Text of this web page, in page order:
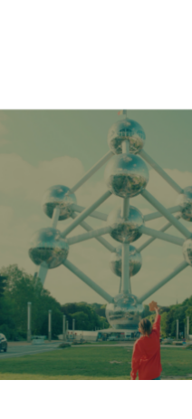
Manifesto
Dandoy Family
Boutiques
Mon compte
E-Shop